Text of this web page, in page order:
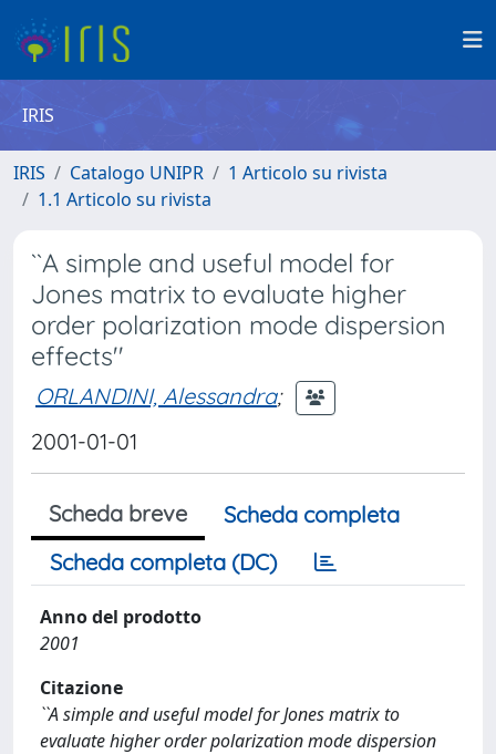
IRIS
IRIS Catalogo UNIPR
1 Articolo su rivista
1.1 Articolo su rivista
``A simple and useful model for
Jones matrix to evaluate higher
order polarization mode dispersion
effects''
ORLANDINI, Alessandra;
2001-01-01
Scheda breve
Scheda completa
Scheda completa (DC)
Anno del prodotto
2001
Citazione
``A simple and useful model for Jones matrix to
evaluate higher order polarization mode dispersion